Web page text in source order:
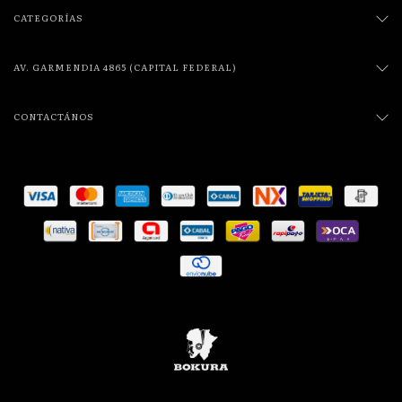
CATEGORÍAS
AV. GARMENDIA 4865 (CAPITAL FEDERAL)
CONTACTÁNOS